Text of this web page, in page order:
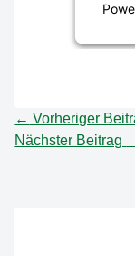
← Vorheriger
Nächster Beitrag